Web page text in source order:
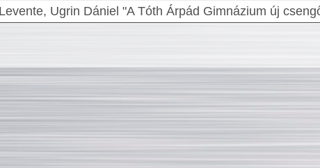
Ugrin Dániel "A Tóth Árpád Gimnázium új